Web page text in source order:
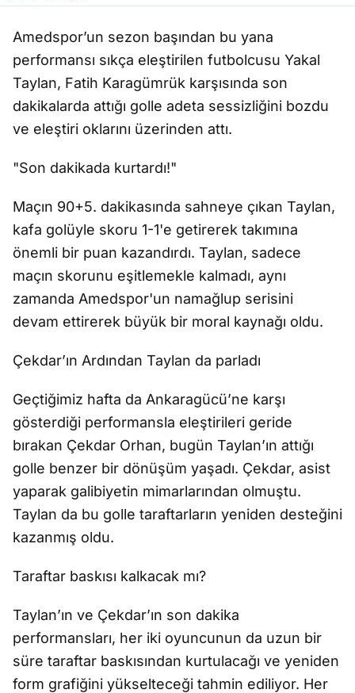
Amedspor’un sezon başından bu yana
performansı sıkça eleştirilen futbolcusu Yakal
Taylan, Fatih Karagümrük karşısında son
dakikalarda attığı golle adeta sessizliğini bozdu
ve eleştiri oklarını üzerinden attı.
"Son dakikada kurtardı!"
Maçın 90+5. dakikasında sahneye çıkan Taylan,
kafa golüyle skoru 1-1'e getirerek takımına
önemli bir puan kazandırdı. Taylan, sadece
maçın skorunu eşitlemekle kalmadı, aynı
zamanda Amedspor'un namağlup serisini
devam ettirerek büyük bir moral kaynağı oldu.
Çekdar’ın Ardından Taylan da parladı
Geçtiğimiz hafta da Ankaragücü’ne karşı
gösterdiği performansla eleştirileri geride
bırakan Çekdar Orhan, bugün Taylan’ın attığı
golle benzer bir dönüşüm yaşadı. Çekdar, asist
yaparak galibiyetin mimarlarından olmuştu.
Taylan da bu golle taraftarların yeniden desteğini
kazanmış oldu.
Taraftar baskısı kalkacak mı?
Taylan’ın ve Çekdar’ın son dakika
performansları, her iki oyuncunun da uzun bir
süre taraftar baskısından kurtulacağı ve yeniden
form grafiğini yükselteceği tahmin ediliyor. Her